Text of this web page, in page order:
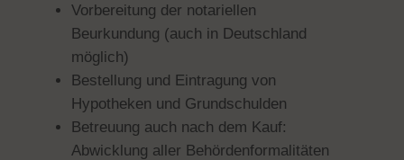
Vorbereitung der notariellen
Beurkundung (auch in Deutschland
möglich)
Bestellung und Eintragung von
Hypotheken und Grundschulden
Betreuung auch nach dem Kauf:
Abwicklung aller Behördenformalitäten